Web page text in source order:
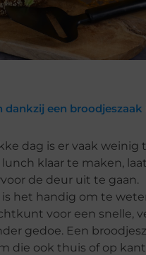
dankzij een broodjeszaak
dag is er vaak weinig
klaar te maken, laat
de deur uit te gaan.
is het handig om te
voor een snelle,
gedoe. Een
die ook thuis of op